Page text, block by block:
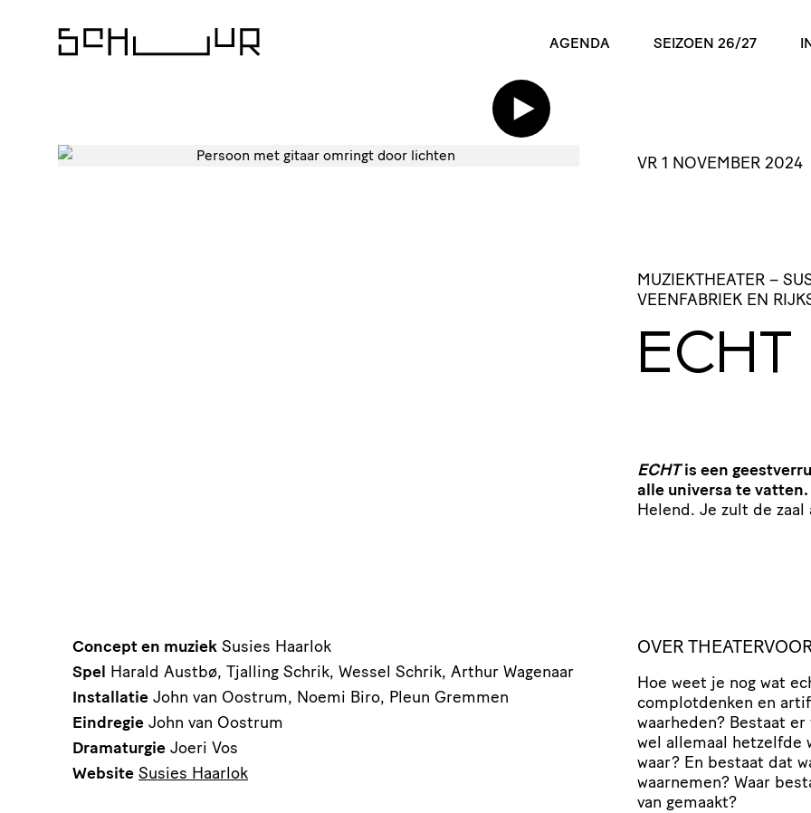
AGENDA SEIZOEN 26/27
VR 1 NOVEMBER 2024
MUZIEKTHEATER –
VEENFABRIEK EN
ECHT
ECHTis een
alle universa te vatten.
Helend. Je zult de
OVER
Hoe weet je nog wat
complotdenken en
waarheden? Bestaat
wel allemaal hetzelfde
waar? En bestaat dat
waarnemen? Waar
van gemaakt?
Concept en muziek Susies Haarlok
Spel Harald Austbø, Tjalling Schrik, Wessel Schrik, Arthur Wagenaar
Installatie John van Oostrum, Noemi Biro, Pleun Gremmen
Eindregie John van Oostrum
Dramaturgie Joeri Vos
Website Susies Haarlok